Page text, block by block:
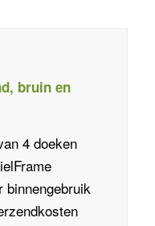
bruin en
4 doeken
binnengebruik